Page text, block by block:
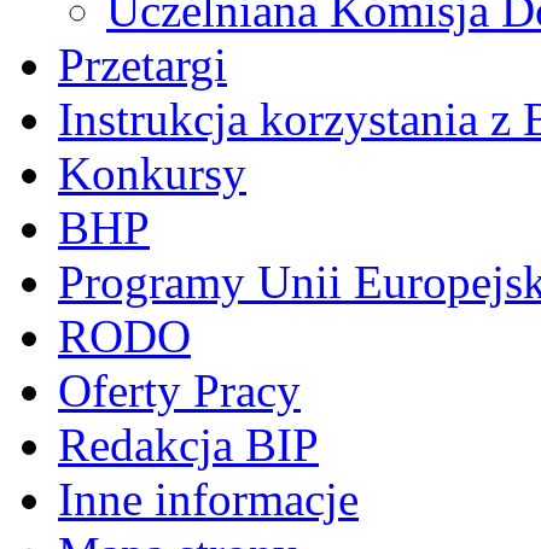
Przetargi
Instrukcja korzystania z
Konkursy
BHP
Programy Unii
RODO
Oferty Pracy
Redakcja BIP
Inne informacje